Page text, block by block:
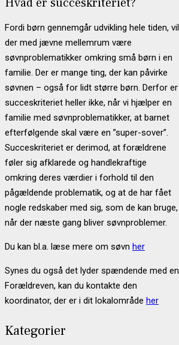
Fordi børn gennemgår udvikling hele tiden, vil
der med jævne mellemrum være
søvnproblematikker omkring små børn i en
familie. Der er mange ting, der kan påvirke
søvnen – også for lidt større børn. Derfor er
succeskriteriet heller ikke, når vi hjælper en
familie med søvnproblematikker, at barnet
efterfølgende skal være en ”super-sover”.
Succeskriteriet er derimod, at forældrene
føler sig afklarede og handlekraftige
omkring deres værdier i forhold til den
pågældende problematik, og at de har fået
nogle redskaber med sig, som de kan bruge,
når der næste gang bliver søvnproblemer.
Du kan bl.a. læse mere om søvn her
Synes du også det lyder spændende med en
Forældreven, kan du kontakte den
koordinator, der er i dit lokalområde her
Kategorier